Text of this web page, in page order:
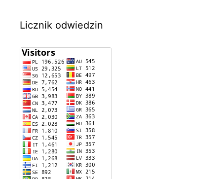
Licznik odwiedzin